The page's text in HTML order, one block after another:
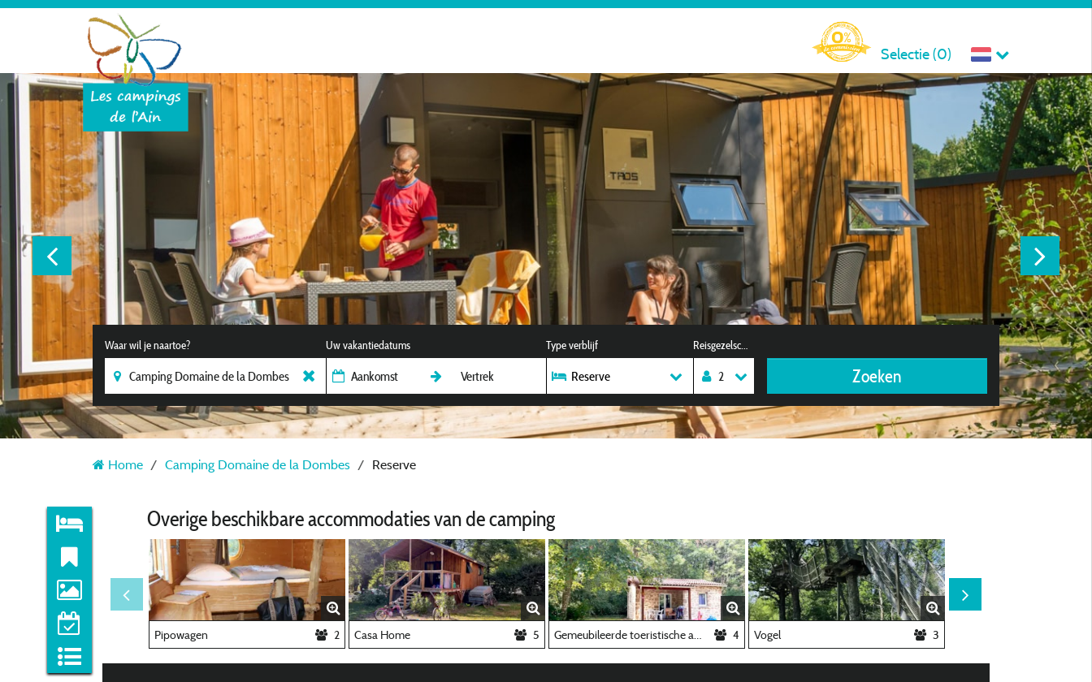
Selectie (0)
Waar wil je naartoe? Uw vakantiedatums Type verblijf
Reserve
Reisgezelschap
Zoeken
Home Camping Domaine de la Dombes Reserve
Overige beschikbare accommodaties van de camping
Pipowagen 2 Casa Home 5 4 Vogel 3